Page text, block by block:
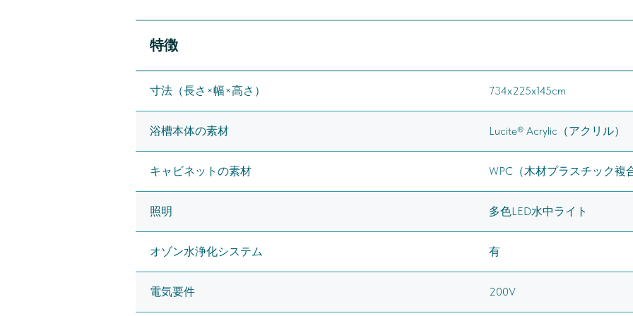
特徴
寸法（長さ×幅×高さ） 734x225x145cm
浴槽本体の素材 Lucite® Acrylic（アクリル）
キャビネットの素材 WPC（木材プラスチック複
照明 多色LED水中ライト
オゾン水浄化システム 有
電気要件 200V